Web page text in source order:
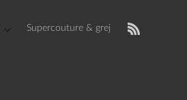
Supercouture & grej